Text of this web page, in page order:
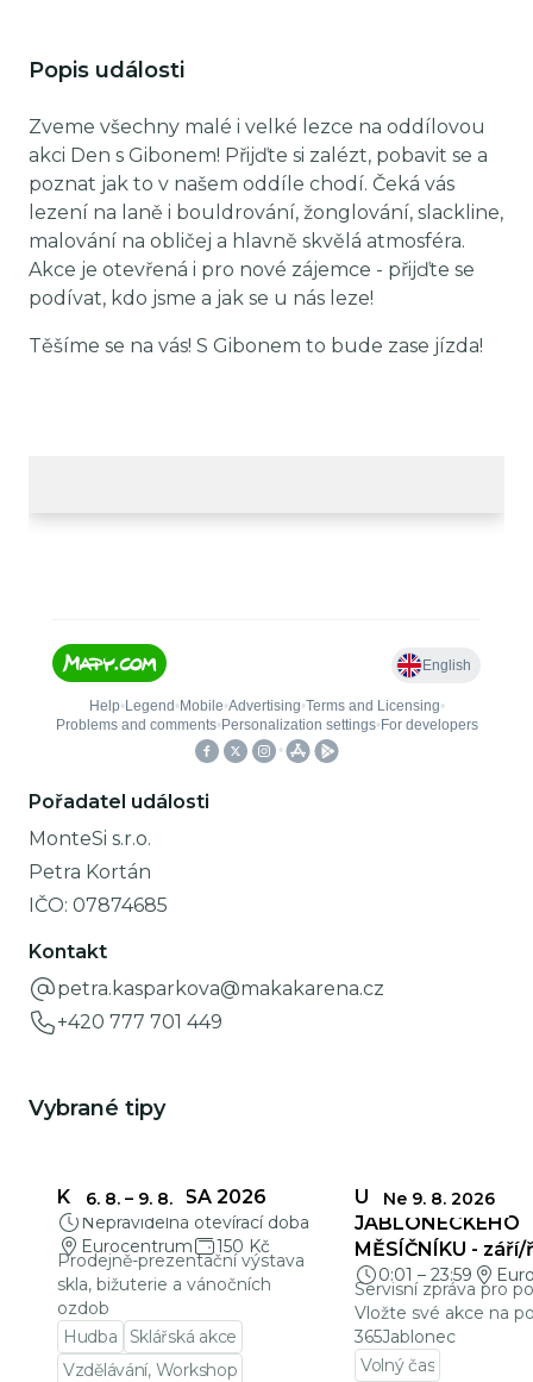
Popis události
Zveme všechny malé i velké lezce na oddílovou
akci Den s Gibonem! Přijďte si zalézt, pobavit se a
poznat jak to v našem oddíle chodí. Čeká vás
lezení na laně i bouldrování, žonglování, slackline,
malování na obličej a hlavně skvělá atmosféra.
Akce je otevřená i pro nové zájemce - přijďte se
podívat, kdo jsme a jak se u nás leze!
Těšíme se na vás! S Gibonem to bude zase jízda!
Pořadatel události
MonteSi s.r.o.
Petra Kortán
IČO: 07874685
Kontakt
petra.kasparkova@makakarena.cz
+420 777 701 449
Vybrané tipy
6. 8. – 9. 8.
KŘEHKÁ KRÁSA 2026
Nepravidelná otevírací doba
Eurocentrum
150 Kč
Prodejně-prezentační výstava
skla, bižuterie a vánočních
ozdob
Hudba
Sklářská akce
Vzdělávání, Workshop
Ne 9. 8. 2026
UZÁVĚRKY
JABLONECKÉHO
MĚSÍČNÍKU -
0:01 – 23:59
Servisní zpráva pro
Vložte své akce na
365Jablonec
Volný čas